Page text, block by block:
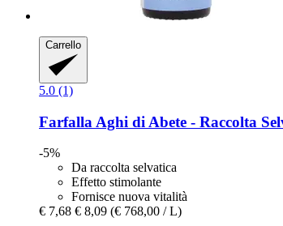
Carrello
5.0 (1)
Farfalla Aghi di Abete -​ Raccolta
-5%
Da raccolta selvatica
Effetto stimolante
Fornisce nuova vitalità
€ 7,68 € 8,09 (€ 768,00 / L)